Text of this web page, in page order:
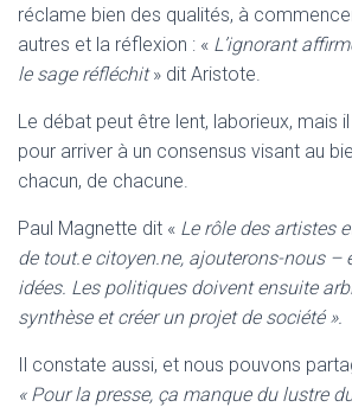
réclame bien des qualités, à
autres et la réflexion : « L’ignorant
le sage réfléchit» dit Aristote.
Le débat peut être lent, laborieux, mais
pour arriver à un consensus visant au
chacun, de chacune.
Paul Magnette dit « Le rôle des artistes
de tout.e citoyen.ne, ajouterons-nous –
idées. Les politiques doivent ensuite
synthèse et créer un projet de société».
Il constate aussi, et nous pouvons
« Pour la presse, ça manque du lustre